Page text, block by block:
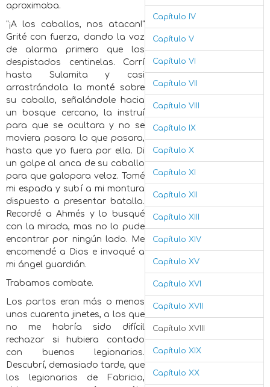
Capítulo IV
Capítulo V
Capítulo VI
Capítulo VII
Capítulo VIII
Capítulo IX
Capítulo X
Capítulo XI
Capítulo XII
Capítulo XIII
Capítulo XIV
Capítulo XV
Capítulo XVI
Capítulo XVII
Capítulo XVIII
Capítulo XIX
Capítulo XX
aproximaba.
"¡A los caballos, nos atacan!"
Grité con fuerza, dando la voz
de alarma primero que los
despistados centinelas. Corrí
hasta Sulamita y casi
arrastrándola la monté sobre
su caballo, señalándole hacia
un bosque cercano, la instruí
para que se ocultara y no se
moviera pasara lo que pasara,
hasta que yo fuera por ella. Di
un golpe al anca de su caballo
para que galopara veloz. Tomé
mi espada y subí a mi montura
dispuesto a presentar batalla.
Recordé a Ahmés y lo busqué
con la mirada, mas no lo pude
encontrar por ningún lado. Me
encomendé a Dios e invoqué a
mi ángel guardián.
Trabamos combate.
Los partos eran más o menos
unos cuarenta jinetes, a los que
no me habría sido difícil
rechazar si hubiera contado
con buenos legionarios.
Descubrí, demasiado tarde, que
los legionarios de Fabricio,